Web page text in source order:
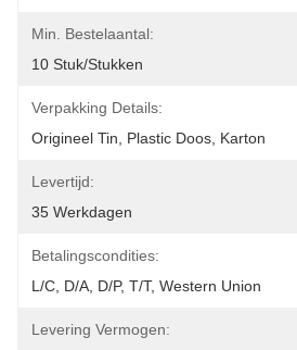
Min. Bestelaantal:
10 Stuk/Stukken
Verpakking Details:
Origineel Tin, Plastic Doos, Karton
Levertijd:
35 Werkdagen
Betalingscondities:
L/C, D/A, D/P, T/T, Western Union
Levering Vermogen: